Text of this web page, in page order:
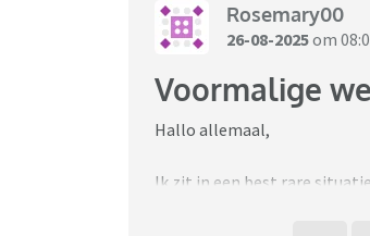
Rosemary00
26-08-2025om
Voormalige
Hallo allemaal,
Ik zit in een best rare
(waar ik 6 maanden